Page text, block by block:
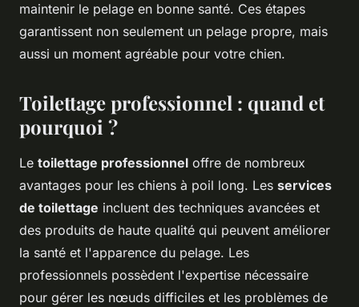
maintenir le pelage en bonne santé. Ces étapes
garantissent non seulement un pelage propre, mais
aussi un moment agréable pour votre chien.
Toilettage professionnel : quand et
pourquoi ?
Le toilettage professionnel offre de nombreux
avantages pour les chiens à poil long. Les services
de toilettage incluent des techniques avancées et
des produits de haute qualité qui peuvent améliorer
la santé et l'apparence du pelage. Les
professionnels possèdent l'expertise nécessaire
pour gérer les nœuds difficiles et les problèmes de